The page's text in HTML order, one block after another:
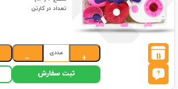
تعداد در کارتن
11
+
عددی
−
ثبت سفارش